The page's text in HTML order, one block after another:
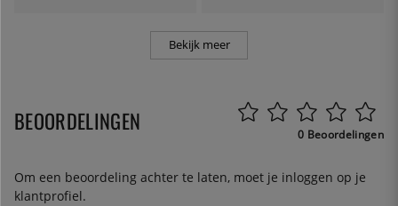
Bekijk meer
BEOORDELINGEN 0 Beoordelingen
Om een beoordeling achter te laten, moet je inloggen op je
klantprofiel.